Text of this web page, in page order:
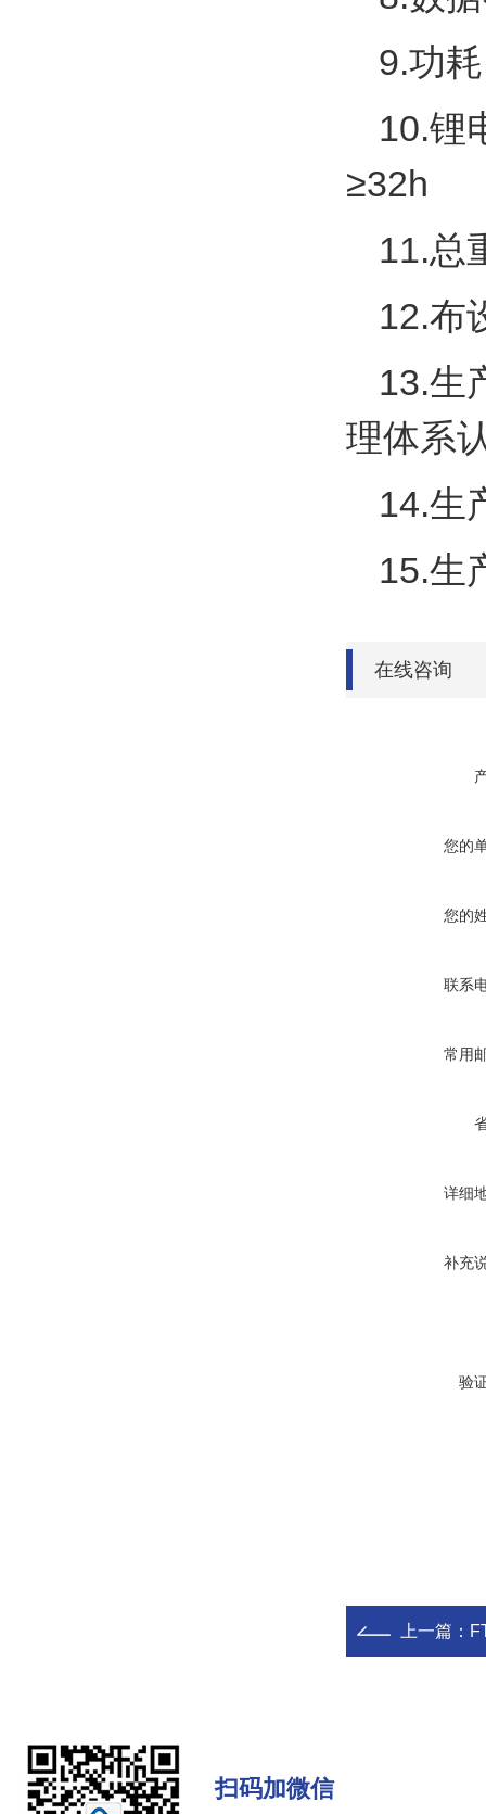
9.功
10.锂
≥32h
11.总
12.布
13.生
理体系
14.生
15.生
在线咨询
您的
您的
联系
常用
详细
补充
验
上一篇：
扫码加微信